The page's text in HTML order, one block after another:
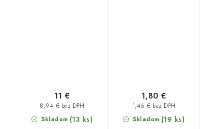
Skladom (13 ks)
8,94 € bez DPH
11 €
Skladom (19 ks)
1,46 € bez DPH
1,80 €